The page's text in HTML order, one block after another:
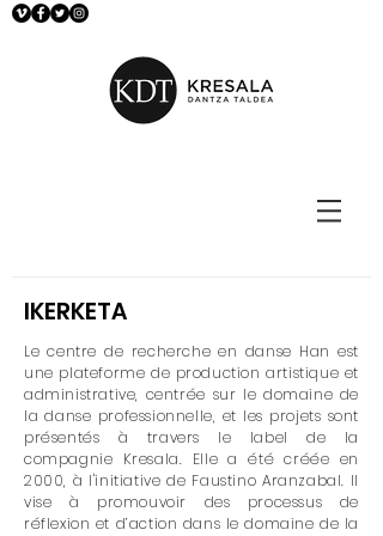
IKERKETA
Le centre de recherche en danse Han est
une plateforme de production artistique et
administrative, centrée sur le domaine de
la danse professionnelle, et les projets sont
présentés à travers le label de la
compagnie Kresala. Elle a été créée en
2000, à l'initiative de Faustino Aranzabal. Il
vise à promouvoir des processus de
réflexion et d’action dans le domaine de la